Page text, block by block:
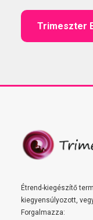
Trimeszter
Étrend-kiegészítő
kiegyensúlyozott,
Forgalmazza: